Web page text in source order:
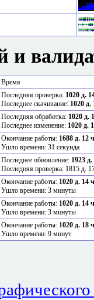
и
Время
Последняя проверка: 1020 д.
Последнее скачивание: 1020 д.
Последняя обработка: 1020 д.
Последнее изменение: 1020 д.
Окончание работы: 1688 д. 12
Ушло времени: 31 секунда
Последнее обновление: 1923
Последняя проверка: 1815 д.
Окончание работы: 1020 д. 14
Ушло времени: 3 минуты
Окончание работы: 1020 д. 14
Ушло времени: 3 минуты
Окончание работы: 1020 д. 18
Ушло времени: 9 минут